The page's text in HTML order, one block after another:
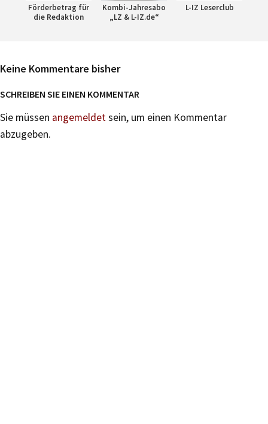
Förderbetrag für
die Redaktion
Kombi-Jahresabo
„LZ & L-IZ.de“
L-IZ Leserclub
Keine Kommentare bisher
SCHREIBEN SIE EINEN KOMMENTAR
Sie müssen angemeldetsein, um einen Kommentar
abzugeben.